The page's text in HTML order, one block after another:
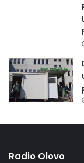
Radio Olovo